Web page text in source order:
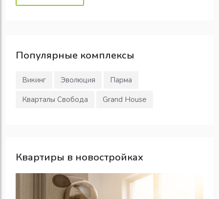
Популярные комплексы
Викинг Эволюция
Парма
Кварталы Свобода
Grand House
Квартиры в новостройках